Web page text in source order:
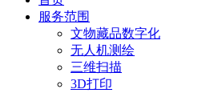
服务范围
文物藏品数字化
无人机测绘
三维扫描
3D打印